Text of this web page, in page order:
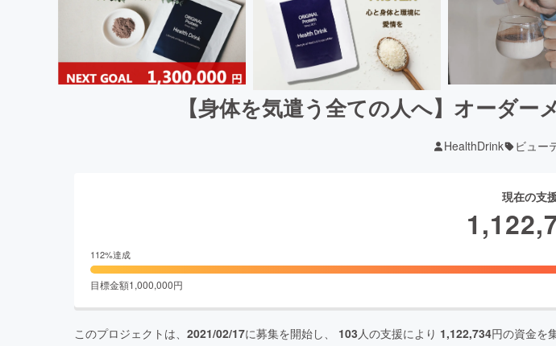
【身体を気遣う全ての人へ】オーダ
HealthDrink ビュー
現在の支
112%達成
目標金額1,000,000円
このプロジェクトは、 2021/02/17に募集を開始し、 103人の支援により 1,122,734円の資金を